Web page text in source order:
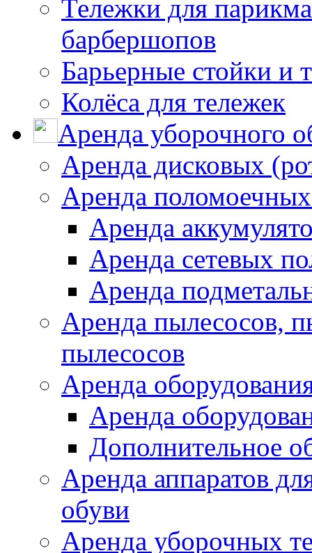
Тележки для
барбершопов
Барьерные стойки и
Колёса для тележек
Аренда уборочного
Аренда дисковых
Аренда
Аренда
Аренда сетевых
Аренда
Аренда пылесосов,
пылесосов
Аренда
Аренда
Дополнительное
Аренда аппаратов
обуви
Аренда уборочных